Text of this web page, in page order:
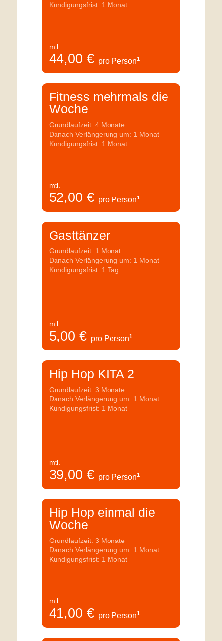
Kündigungsfrist: 1 Monat
mtl.
44,00 € pro Person1
Fitness mehrmals die
Woche
Grundlaufzeit: 4 Monate
Danach Verlängerung um: 1 Monat
Kündigungsfrist: 1 Monat
mtl.
52,00 € pro Person1
Gasttänzer
Grundlaufzeit: 1 Monat
Danach Verlängerung um: 1 Monat
Kündigungsfrist: 1 Tag
mtl.
5,00 € pro Person1
Hip Hop KITA 2
Grundlaufzeit: 3 Monate
Danach Verlängerung um: 1 Monat
Kündigungsfrist: 1 Monat
mtl.
39,00 € pro Person1
Hip Hop einmal die
Woche
Grundlaufzeit: 3 Monate
Danach Verlängerung um: 1 Monat
Kündigungsfrist: 1 Monat
mtl.
41,00 € pro Person1